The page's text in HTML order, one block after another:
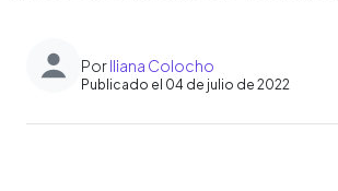
PorIliana Colocho
Publicado el 04 de julio de 2022